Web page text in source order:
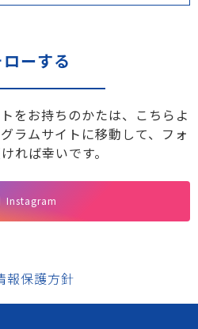
ーする
をお持ちのかたは、こちらよ
ラムサイトに移動して、フォ
れば幸いです。
Instagram
報保護方針